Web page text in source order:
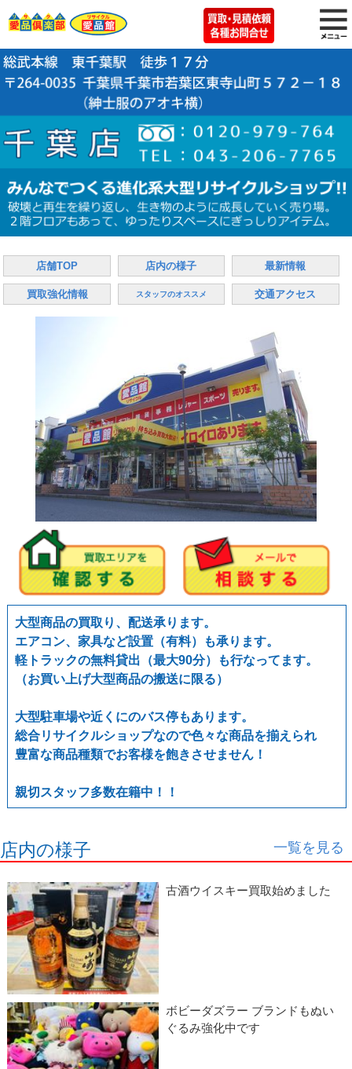
店舗TOP 店内の様子 最新情報
買取強化情報 スタッフのオススメ 交通アクセス
大型商品の買取り、配送承ります。
エアコン、家具など設置（有料）も承ります。
軽トラックの無料貸出（最大90分）も行なってます。
（お買い上げ大型商品の搬送に限る）
大型駐車場や近くにのバス停もあります。
総合リサイクルショップなので色々な商品を揃えられ
豊富な商品種類でお客様を飽きさせません！
親切スタッフ多数在籍中！！
店内の様子 一覧を見る
古酒ウイスキー買取始めました
ボビーダズラー ブランドもぬい
ぐるみ強化中です